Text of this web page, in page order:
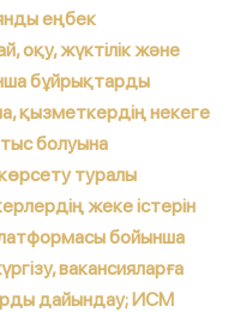
еңбек
оқу, жүктілік және
бұйрықтарды
қызметкердің некеге
болуына
туралы
жеке істерін
бойынша
вакансияларға
дайындау; ИСМ